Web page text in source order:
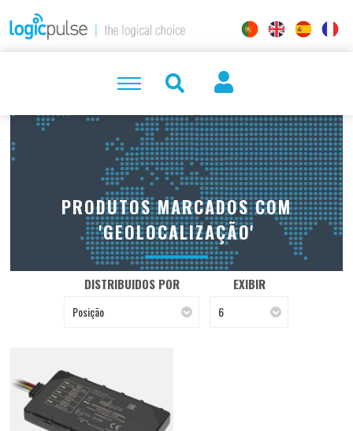
PRODUTOS MARCADOS COM
'GEOLOCALIZAÇÃO'
DISTRIBUIDOS POR
Posição
EXIBIR
6